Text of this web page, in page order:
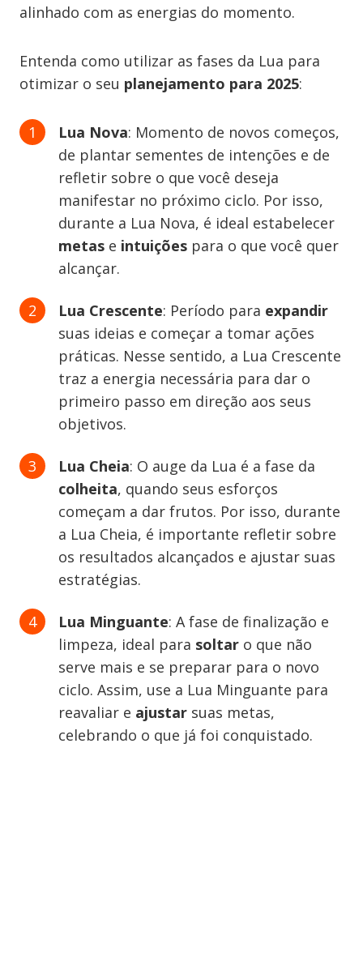
alinhado com as energias do momento.
Entenda como utilizar as fases da Lua para
otimizar o seu planejamento para 2025:
Lua Nova: Momento de novos começos,
de plantar sementes de intenções e de
refletir sobre o que você deseja
manifestar no próximo ciclo. Por isso,
durante a Lua Nova, é ideal estabelecer
metas e intuições para o que você quer
alcançar.
Lua Crescente: Período para expandir
suas ideias e começar a tomar ações
práticas. Nesse sentido, a Lua Crescente
traz a energia necessária para dar o
primeiro passo em direção aos seus
objetivos.
Lua Cheia: O auge da Lua é a fase da
colheita, quando seus esforços
começam a dar frutos. Por isso, durante
a Lua Cheia, é importante refletir sobre
os resultados alcançados e ajustar suas
estratégias.
Lua Minguante: A fase de finalização e
limpeza, ideal para soltar o que não
serve mais e se preparar para o novo
ciclo. Assim, use a Lua Minguante para
reavaliar e ajustar suas metas,
celebrando o que já foi conquistado.